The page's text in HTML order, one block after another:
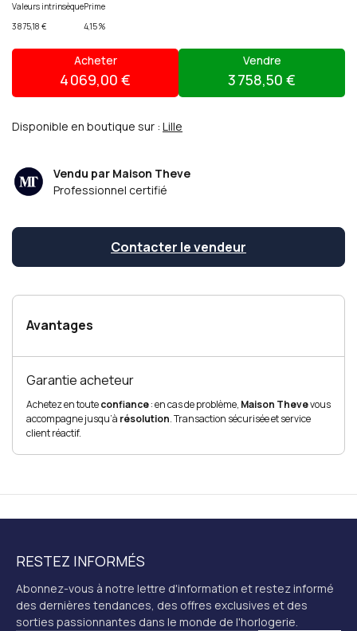
Valeurs intrinsèque
3 875,18 €
Prime
4,15 %
Acheter
4 069,00 €
Vendre
3 758,50 €
Disponible en boutique sur : Lille
Vendu par Maison Theve
Professionnel certifié
Contacter le vendeur
Avantages
Garantie acheteur
Achetez en touteconfiance: en cas de problème, Maison Thevevous
accompagne jusqu’à résolution. Transaction sécurisée et service
client réactif.
RESTEZ INFORMÉS
Abonnez-vous à notre lettre d'information et restez informé
des dernières tendances, des offres exclusives et des
sorties passionnantes dans le monde de l'horlogerie.